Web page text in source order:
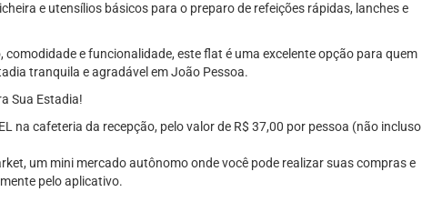
e utensílios básicos para o preparo de refeições rápidas, lanches e
e funcionalidade, este flat é uma excelente opção para quem
tranquila e agradável em João Pessoa.
Sua Estadia!
na cafeteria da recepção, pelo valor de R$ 37,00 por pessoa (não incluso
um mini mercado autônomo onde você pode realizar suas compras e
pelo aplicativo.